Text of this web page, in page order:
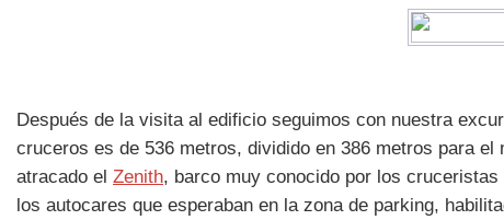
Después de la visita al edificio seguimos con nuestra
cruceros es de 536 metros, dividido en 386 metros para
atracado el Zenith, barco muy conocido por los
los autocares que esperaban en la zona de parking,